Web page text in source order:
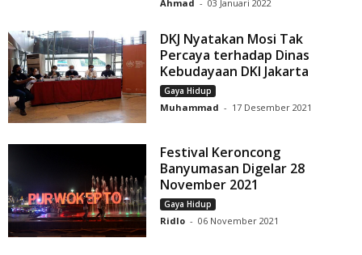
Ahmad - 03 Januari 2022
DKJ Nyatakan Mosi Tak
Percaya terhadap Dinas
Kebudayaan DKI Jakarta
Gaya Hidup
Muhammad - 17 Desember 2021
Festival Keroncong
Banyumasan Digelar 28
November 2021
Gaya Hidup
Ridlo - 06 November 2021